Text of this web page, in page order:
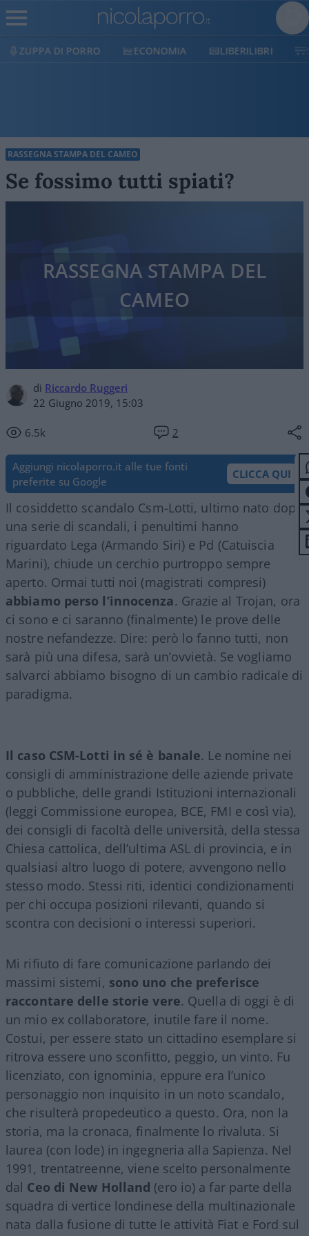
ECONOMIA LIBERILIBRI SHOP SOSTIENICI
RASSEGNA STAMPA DEL CAMEO
Se fossimo tutti spiati?
di Riccardo Ruggeri
22 Giugno 2019, 15:03
6.5k 2
RASSEGNA STAMPA DEL
CAMEO
Aggiungi nicolaporro.it alle tue fonti
preferite su Google
CLICCA QUI
Il cosiddetto scandalo Csm-Lotti, ultimo nato dopo
una serie di scandali, i penultimi hanno
riguardato Lega (Armando Siri) e Pd (Catuiscia
Marini), chiude un cerchio purtroppo sempre
aperto. Ormai tutti noi (magistrati compresi)
abbiamo perso l’innocenza. Grazie al Trojan, ora
ci sono e ci saranno (finalmente) le prove delle
nostre nefandezze. Dire: però lo fanno tutti, non
sarà più una difesa, sarà un’ovvietà. Se vogliamo
salvarci abbiamo bisogno di un cambio radicale di
paradigma.
Il caso CSM-Lotti in sé è banale. Le nomine nei
consigli di amministrazione delle aziende private
o pubbliche, delle grandi Istituzioni internazionali
(leggi Commissione europea, BCE, FMI e così via),
dei consigli di facoltà delle università, della stessa
Chiesa cattolica, dell’ultima ASL di provincia, e in
qualsiasi altro luogo di potere, avvengono nello
stesso modo. Stessi riti, identici condizionamenti
per chi occupa posizioni rilevanti, quando si
scontra con decisioni o interessi superiori.
Mi rifiuto di fare comunicazione parlando dei
massimi sistemi, sono uno che preferisce
raccontare delle storie vere. Quella di oggi è di
un mio ex collaboratore, inutile fare il nome.
Costui, per essere stato un cittadino esemplare si
ritrova essere uno sconfitto, peggio, un vinto. Fu
licenziato, con ignominia, eppure era l’unico
personaggio non inquisito in un noto scandalo,
che risulterà propedeutico a questo. Ora, non la
storia, ma la cronaca, finalmente lo rivaluta. Si
laurea (con lode) in ingegneria alla Sapienza. Nel
1991, trentatreenne, viene scelto personalmente
dal Ceo di New Holland (ero io) a far parte della
squadra di vertice londinese della multinazionale
nata dalla fusione di tutte le attività Fiat e Ford sul